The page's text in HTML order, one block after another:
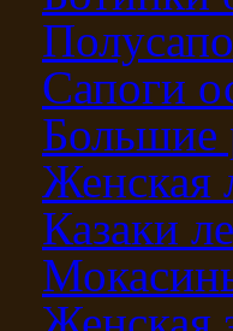
Сапоги
Большие
Женская
Казаки